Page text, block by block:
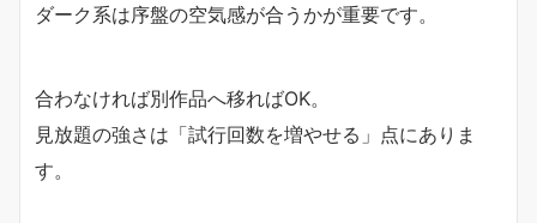
ダーク系は序盤の空気感が合うかが重要です。
合わなければ別作品へ移ればOK。
見放題の強さは「試行回数を増やせる」点にありま
す。